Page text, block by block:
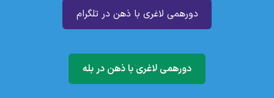
دورهمی لاغری با ذهن در تلگرام
دورهمی لاغری با ذهن در بله